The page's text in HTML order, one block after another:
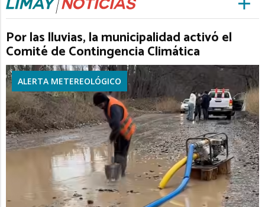
Por las lluvias, la municipalidad activó el
Comité de Contingencia Climática
ALERTA METEREOLÓGICO